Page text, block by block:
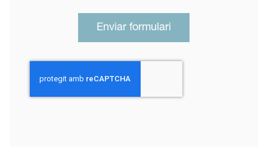
Enviar formulari